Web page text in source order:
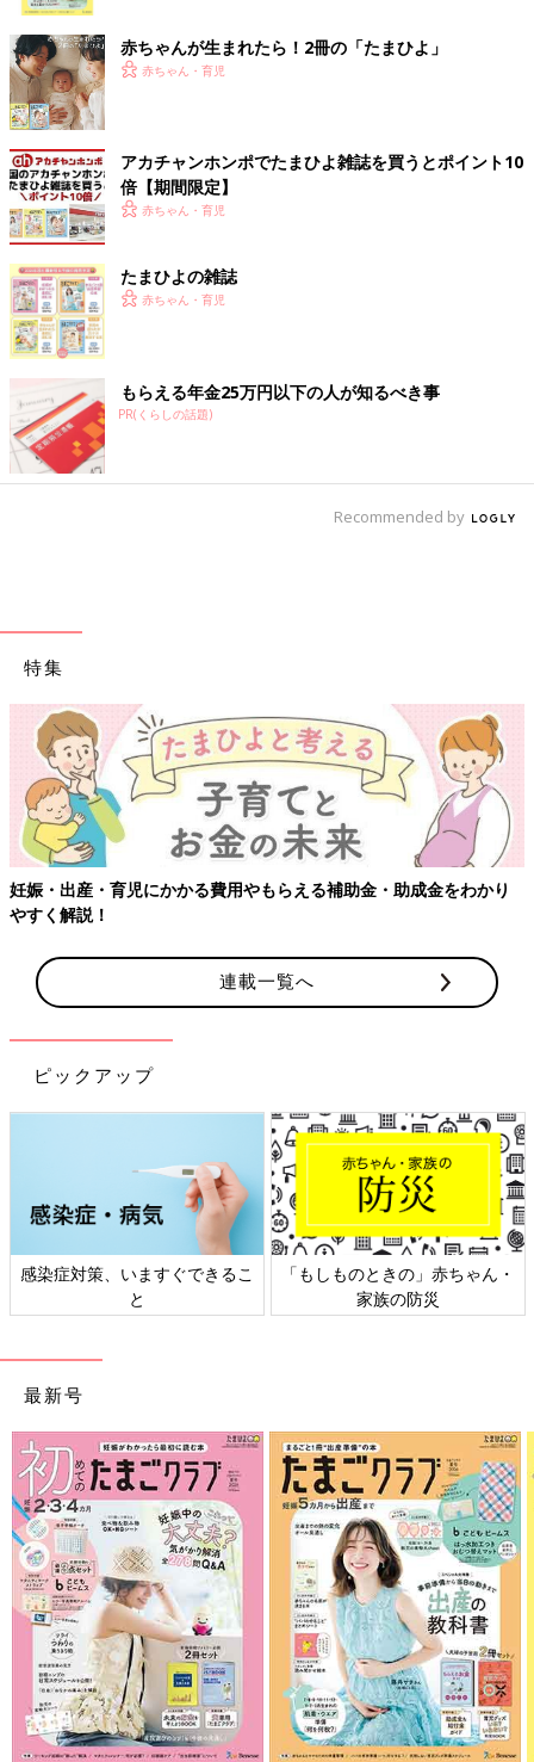
出典：Instagramアカウント「miyu_yanen」
miyu_yanenさんがセリアでゲットしたのはこちらのポケットタ
オル。タオル部分を小さく折りたたんでミッキーの顔の中に収納
できるのだそう。ぬいぐるみみたいでかわいいですよね。ループ
がついているのでフックにかけて使うこともできるようです◎
お片付けがはかどる♪ お片付けネット
出典：Instagramアカウント「momo.mamagram」
は約26cm四方で、深さもしっかりあるとのこと。かわいいト
電子レンジOKで使い勝手抜群！サラダカップ
出典：Instagramアカウント「petit_marie_disney」
赤ちゃんが生まれたら！2冊の「たまひよ」
赤ちゃん・育児
アカチャンホンポでたまひよ雑誌を買うとポイント10
倍【期間限定】
赤ちゃん・育児
たまひよの雑誌
赤ちゃん・育児
もらえる年金25万円以下の人が知るべき事
PR(くらしの話題)
Recommended by
特集
妊娠・出産・育児にかかる費用やもらえる補助金・助成金をわかり
やすく解説！
連載一覧へ
ピックアップ
感染症対策、いますぐできるこ
と
「もしものときの」赤ちゃん・
家族の防災
最新号